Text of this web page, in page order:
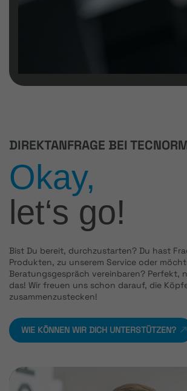
DIREKTANFRAGE BEI
Okay,
let‘s go!
Bist Du bereit, durchzustarten? Du hast
Produkten, zu unserem Service oder
Beratungsgespräch vereinbaren? Perfekt,
das! Wir freuen uns schon darauf, die
zusammenzustecken!
WIE KÖNNEN WIR DICH UNTERSTÜTZEN?